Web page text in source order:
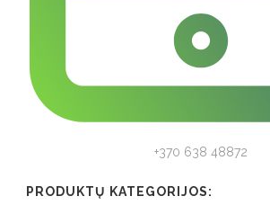
+370 638 48872
PRODUKTŲ KATEGORIJOS: